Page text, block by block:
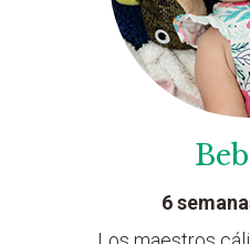
6